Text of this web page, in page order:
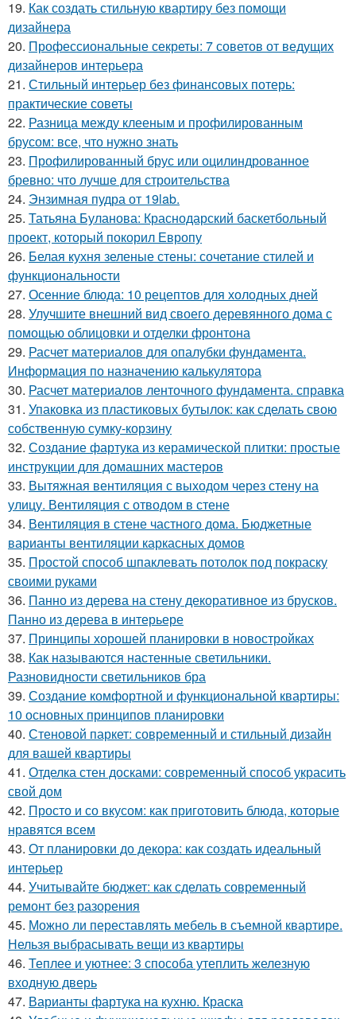
19. Как создать стильную квартиру без помощи
дизайнера
20. Профессиональные секреты: 7 советов от ведущих
дизайнеров интерьера
21. Стильный интерьер без финансовых потерь:
практические советы
22. Разница между клееным и профилированным
брусом: все, что нужно знать
23. Профилированный брус или оцилиндрованное
бревно: что лучше для строительства
24. Энзимная пудра от 19lab.
25. Татьяна Буланова: Краснодарский баскетбольный
проект, который покорил Европу
26. Белая кухня зеленые стены: сочетание стилей и
функциональности
27. Осенние блюда: 10 рецептов для холодных дней
28. Улучшите внешний вид своего деревянного дома с
помощью облицовки и отделки фронтона
29. Расчет материалов для опалубки фундамента.
Информация по назначению калькулятора
30. Расчет материалов ленточного фундамента. справка
31. Упаковка из пластиковых бутылок: как сделать свою
собственную сумку-корзину
32. Создание фартука из керамической плитки: простые
инструкции для домашних мастеров
33. Вытяжная вентиляция с выходом через стену на
улицу. Вентиляция с отводом в стене
34. Вентиляция в стене частного дома. Бюджетные
варианты вентиляции каркасных домов
35. Простой способ шпаклевать потолок под покраску
своими руками
36. Панно из дерева на стену декоративное из брусков.
Панно из дерева в интерьере
37. Принципы хорошей планировки в новостройках
38. Как называются настенные светильники.
Разновидности светильников бра
39. Создание комфортной и функциональной квартиры:
10 основных принципов планировки
40. Стеновой паркет: современный и стильный дизайн
для вашей квартиры
41. Отделка стен досками: современный способ украсить
свой дом
42. Просто и со вкусом: как приготовить блюда, которые
нравятся всем
43. От планировки до декора: как создать идеальный
интерьер
44. Учитывайте бюджет: как сделать современный
ремонт без разорения
45. Можно ли переставлять мебель в съемной квартире.
Нельзя выбрасывать вещи из квартиры
46. Теплее и уютнее: 3 способа утеплить железную
входную дверь
47. Варианты фартука на кухню. Краска